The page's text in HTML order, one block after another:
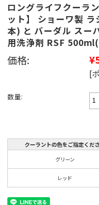
ロングライフクーラ
ット】 ショーワ製
本) と バーダル スー
用洗浄剤 RSF
価格:
[
数量:
クーラントの色をご指定くだ
グリーン
レッド